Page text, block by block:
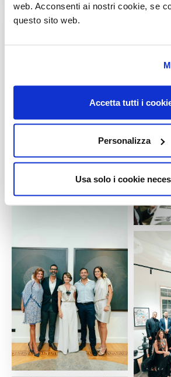
web. Acconsenti ai nostri cookie, se
questo sito web.
Accetta tutti i
Personalizza
Usa solo i cookie
Iscriviti alla